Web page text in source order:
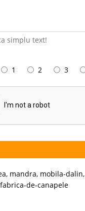
simplu text!
1 2 3
, mandra, mobila-dalin,
fabrica-de-canapele